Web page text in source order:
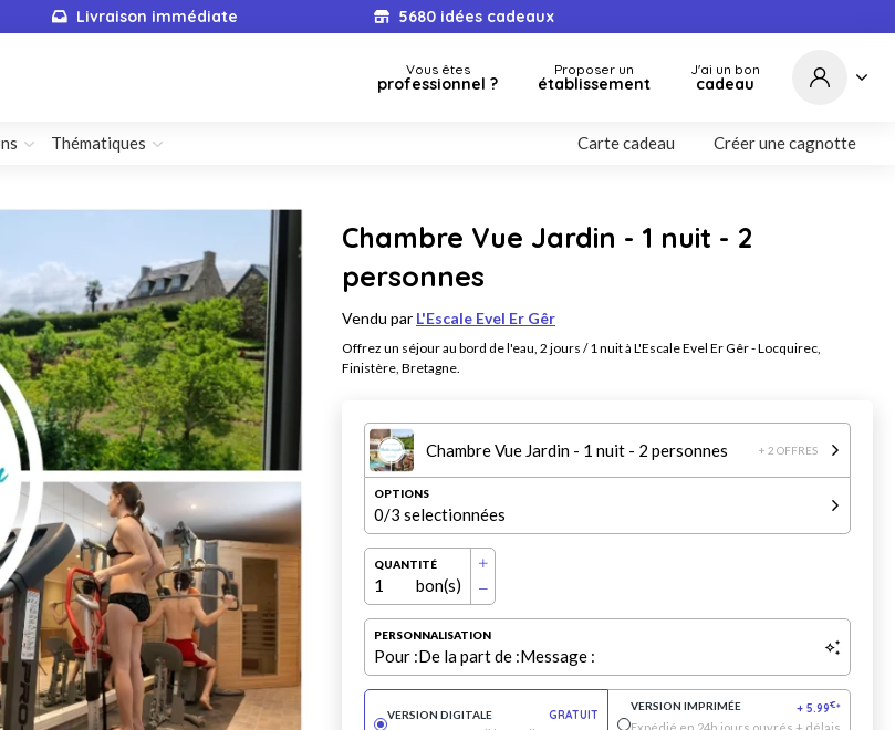
Livraison immédiate 5680idées cadeaux
Vous êtes
professionnel ?
Proposer un
établissement
J'ai un bon
cadeau
Thématiques Carte cadeau Créer une cagnotte
Chambre Vue Jardin - 1 nuit - 2
personnes
Vendu par L'Escale Evel Er Gêr
Offrez un séjour au bord de l'eau, 2 jours / 1 nuit à L'Escale Evel Er Gêr - Locquirec,
Finistère, Bretagne.
Chambre Vue Jardin - 1 nuit - 2 personnes + 2 OFFRES
OPTIONS
0/3 selectionnées
QUANTITÉ
1 bon(s)
PERSONNALISATION
Pour :De la part de :Message :
VERSION DIGITALE
GRATUIT
VERSION IMPRIMÉE + 5.99€*